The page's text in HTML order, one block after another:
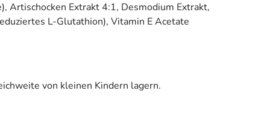
Extrakt 4:1, Desmodium Extrakt,
L-Glutathion), Vitamin E Acetate
von kleinen Kindern lagern.